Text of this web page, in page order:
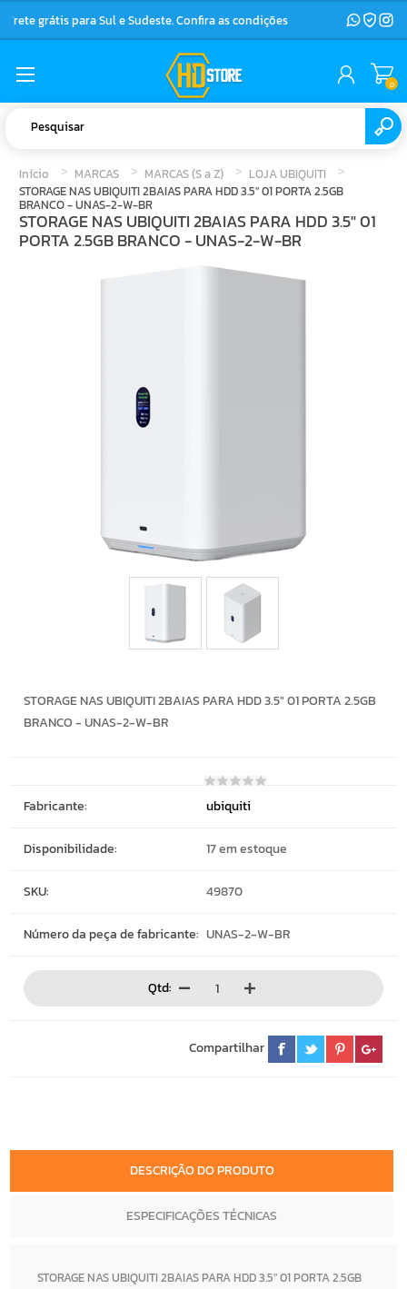
Frete grátis para Sul e Sudeste. Confira as condições
0
Início MARCAS MARCAS (S a Z)
LOJA UBIQUITI
STORAGE NAS UBIQUITI 2BAIAS PARA HDD 3.5" 01 PORTA 2.5GB
BRANCO - UNAS-2-W-BR
STORAGE NAS UBIQUITI 2BAIAS PARA HDD 3.5" 01
PORTA 2.5GB BRANCO - UNAS-2-W-BR
STORAGE NAS UBIQUITI 2BAIAS PARA HDD 3.5" 01 PORTA 2.5GB
BRANCO - UNAS-2-W-BR
Fabricante: ubiquiti
Disponibilidade: 17 em estoque
SKU: 49870
Número da peça de fabricante: UNAS-2-W-BR
Qtd:
Compartilhar
DESCRIÇÃO DO PRODUTO
ESPECIFICAÇÕES TÉCNICAS
STORAGE NAS UBIQUITI 2BAIAS PARA HDD 3.5" 01 PORTA 2.5GB